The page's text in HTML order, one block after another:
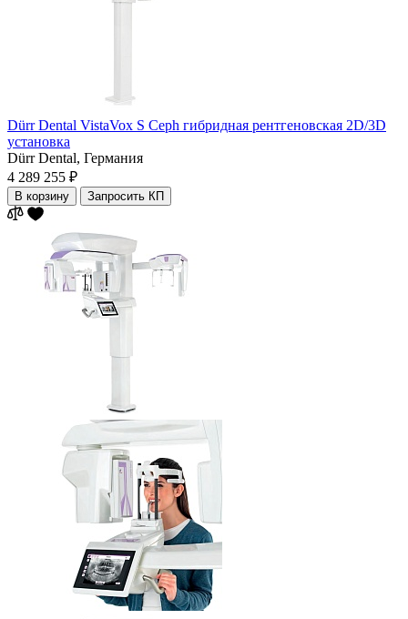
Dürr Dental VistaVox S Ceph гибридная рентгеновская 2D/3D
установка
Dürr Dental, Германия
4 289 255 ₽
В корзину Запросить КП